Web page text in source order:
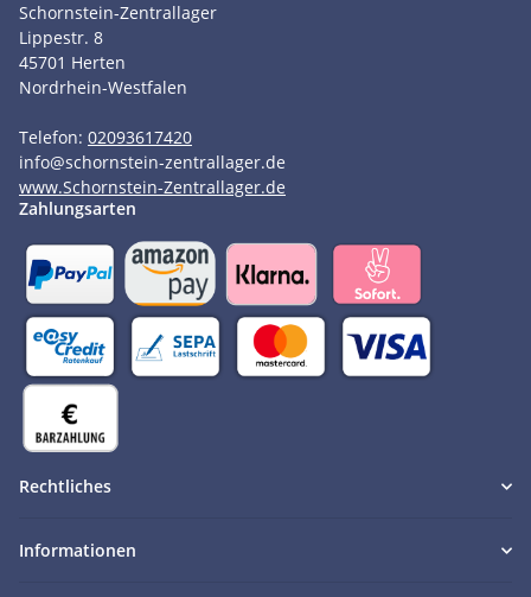
Schornstein-Zentrallager
Lippestr. 8
45701 Herten
Nordrhein-Westfalen
Telefon: 02093617420
info@schornstein-zentrallager.de
www.Schornstein-Zentrallager.de
Zahlungsarten
Rechtliches
Informationen